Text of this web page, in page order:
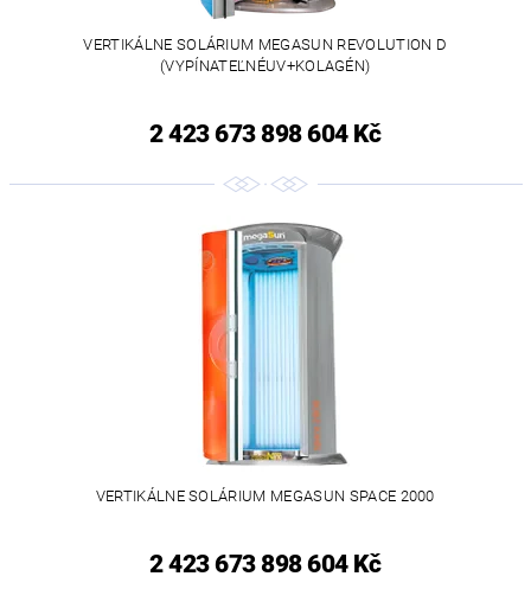
VERTIKÁLNE SOLÁRIUM MEGASUN REVOLUTION D
(VYPÍNATEĽNÉUV+KOLAGÉN)
2 423 673 898 604 Kč
VERTIKÁLNE SOLÁRIUM MEGASUN SPACE 2000
2 423 673 898 604 Kč